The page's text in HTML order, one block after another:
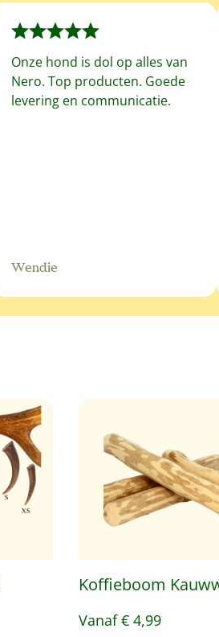
Onze hond is dol op alles van
Nero. Top producten. Goede
levering en communicatie.
Wendie
Koffieboom
Vanaf€ 4,99